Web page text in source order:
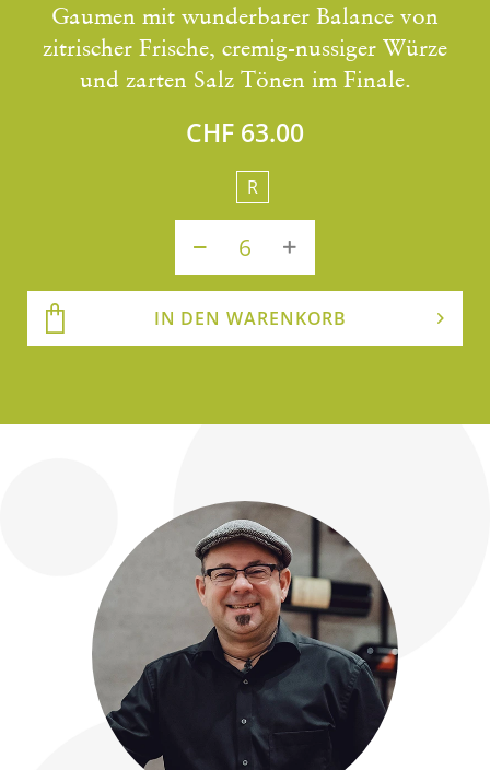
Gaumen mit wunderbarer Balance von
zitrischer Frische, cremig-nussiger Würze
und zarten Salz Tönen im Finale.
CHF 63.00
R
IN DEN WARENKORB